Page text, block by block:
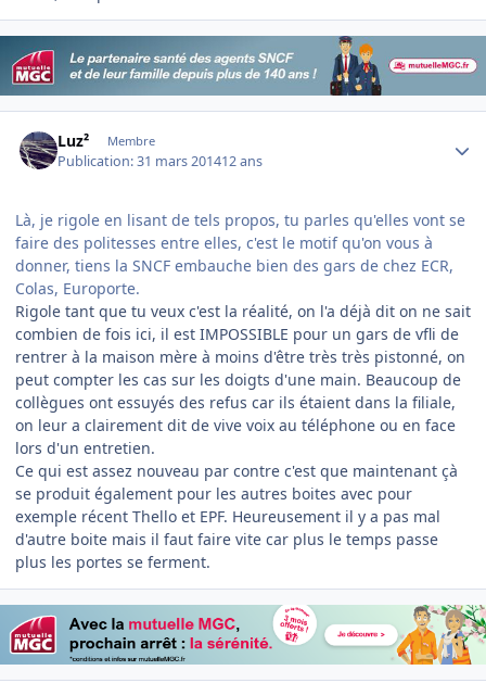
Luz² Membre
Publication:31 mars 201412 ans
Là, je rigole en lisant de tels propos, tu parles qu'elles vont se
faire des politesses entre elles, c'est le motif qu'on vous à
donner, tiens la SNCF embauche bien des gars de chez ECR,
Colas, Europorte.
Rigole tant que tu veux c'est la réalité, on l'a déjà dit on ne sait
combien de fois ici, il est IMPOSSIBLE pour un gars de vfli de
rentrer à la maison mère à moins d'être très très pistonné, on
peut compter les cas sur les doigts d'une main. Beaucoup de
collègues ont essuyés des refus car ils étaient dans la filiale,
on leur a clairement dit de vive voix au téléphone ou en face
lors d'un entretien.
Ce qui est assez nouveau par contre c'est que maintenant çà
se produit également pour les autres boites avec pour
exemple récent Thello et EPF. Heureusement il y a pas mal
d'autre boite mais il faut faire vite car plus le temps passe
plus les portes se ferment.